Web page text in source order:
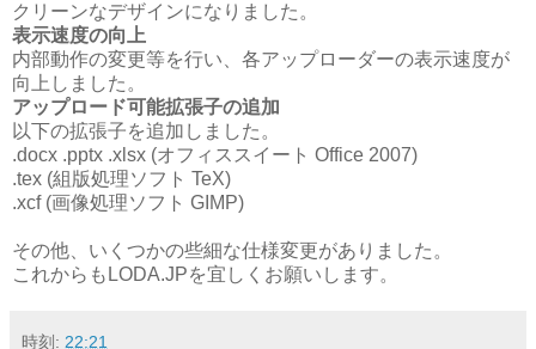
クリーンなデザインになりました。
表示速度の向上
内部動作の変更等を行い、各アップローダーの表示速度が
向上しました。
アップロード可能拡張子の追加
以下の拡張子を追加しました。
.docx .pptx .xlsx (オフィススイート Office 2007)
.tex (組版処理ソフト TeX)
.xcf (画像処理ソフト GIMP)
その他、いくつかの些細な仕様変更がありました。
これからもLODA.JPを宜しくお願いします。
時刻: 22:21